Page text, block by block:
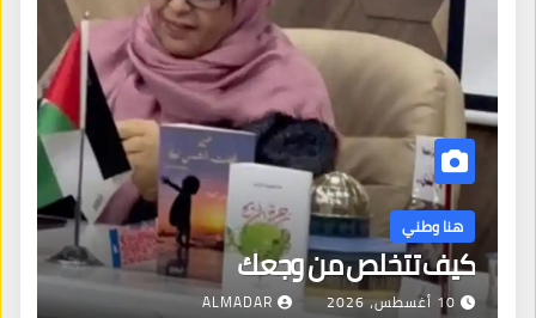
هنا وطني
كيف تتخلص من وجعك
10 أغسطس، 2026 ALMADAR